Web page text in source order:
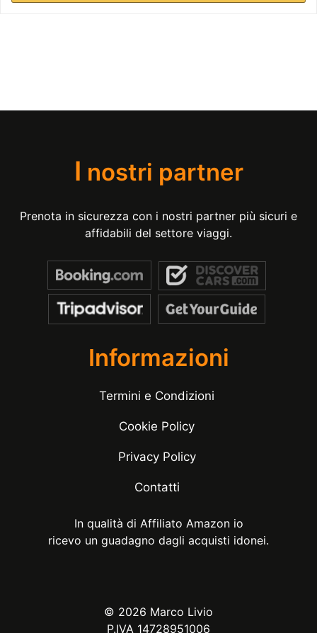
I nostri partner
Prenota in sicurezza con i nostri partner più sicuri e
affidabili del settore viaggi.
Informazioni
Termini e Condizioni
Cookie Policy
Privacy Policy
Contatti
In qualità di Affiliato Amazon io
ricevo un guadagno dagli acquisti idonei.
© 2026 Marco Livio
P.IVA 14728951006